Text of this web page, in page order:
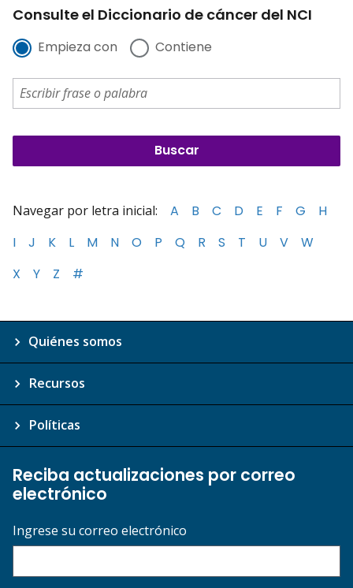
Consulte el Diccionario de cáncer del NCI
Empieza con Contiene
Navegar por letra inicial: A B C D E F G
H
I
J K L M N O P Q R S T U V
W
X
Y Z #
Quiénes somos
Recursos
Políticas
Reciba actualizaciones por correo
electrónico
Ingrese su correo electrónico